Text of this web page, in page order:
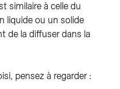
similaire à celle du
liquide ou un solide
de la diffuser dans la
pensez à regarder :